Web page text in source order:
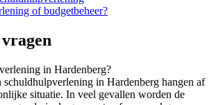
of budgetbeheer?
vragen
in Hardenberg?
schuldhulpverlening in Hardenberg hangen af
situatie. In veel gevallen worden de